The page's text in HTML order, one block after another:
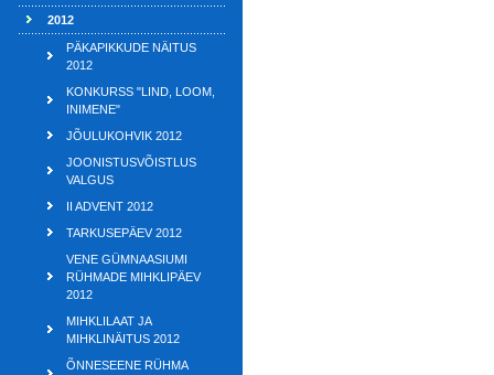
2012
PÄKAPIKKUDE NÄITUS
2012
KONKURSS "LIND, LOOM,
INIMENE"
JÕULUKOHVIK 2012
JOONISTUSVÕISTLUS
VALGUS
II ADVENT 2012
TARKUSEPÄEV 2012
VENE GÜMNAASIUMI
RÜHMADE MIHKLIPÄEV
2012
MIHKLILAAT JA
MIHKLINÄITUS 2012
ÕNNESEENE RÜHMA